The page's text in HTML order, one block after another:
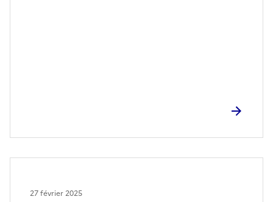
27 février 2025